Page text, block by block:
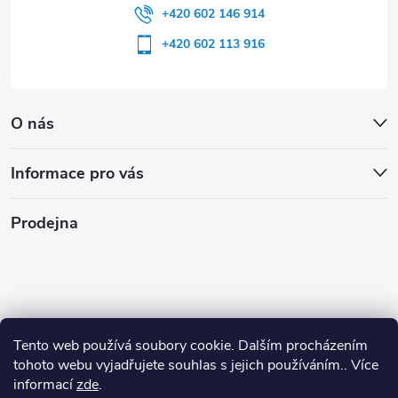
Tento web používá soubory cookie. Dalším procházením
tohoto webu vyjadřujete souhlas s jejich používáním.. Více
informacízde.
O nás
Informace pro vás
+420 602 146 914
+420 602 113 916
Prodejna